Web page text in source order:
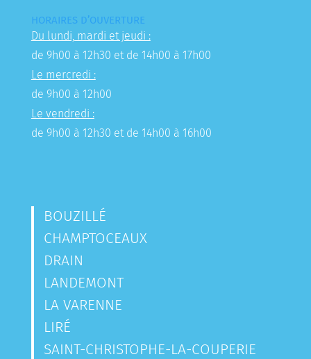
HORAIRES D’OUVERTURE
Du lundi, mardi et jeudi :
de 9h00 à 12h30 et de 14h00 à 17h00
Le mercredi :
de 9h00 à 12h00
Le vendredi :
de 9h00 à 12h30 et de 14h00 à 16h00
BOUZILLÉ
CHAMPTOCEAUX
DRAIN
LANDEMONT
LA VARENNE
LIRÉ
SAINT-CHRISTOPHE-LA-COUPERIE